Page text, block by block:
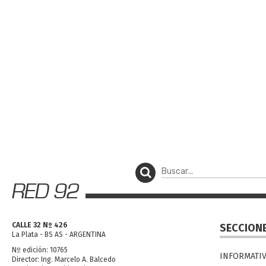
CALLE 32 Nº 426
La Plata - BS AS - ARGENTINA
Nº edición: 10765
Director: Ing. Marcelo A. Balcedo